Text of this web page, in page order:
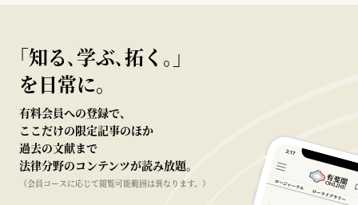
｢知る､学ぶ､拓く｡｣
を日常に。
有料会員への登録で、
ここだけの限定記事のほか
過去の文献まで
法律分野のコンテンツが読み放題。
（会員コースに応じて閲覧可能範囲は異なります。）